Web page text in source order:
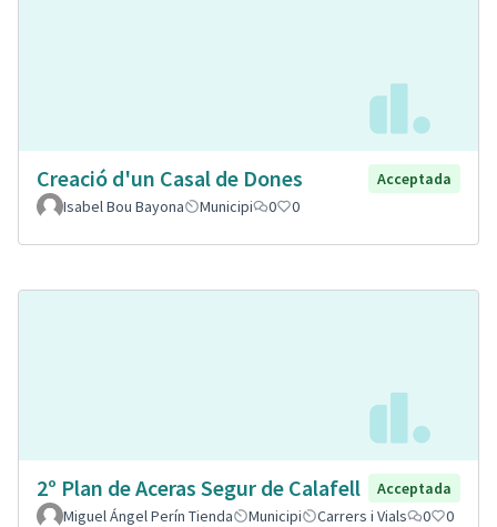
Creació d'un Casal de Dones
Acceptada
Isabel Bou Bayona
Municipi 0 0
2º Plan de Aceras Segur de Calafell
Acceptada
Miguel Ángel Perín Tienda
Municipi Carrers i Vials 0 0